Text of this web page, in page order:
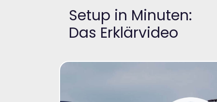
Setup in Minuten:
Das Erklärvideo